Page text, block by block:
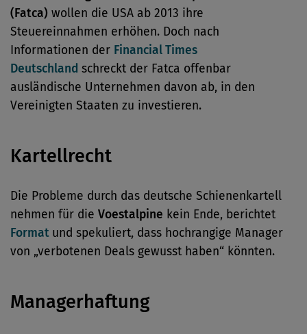
(Fatca) wollen die USA ab 2013 ihre
Steuereinnahmen erhöhen. Doch nach
Informationen der Financial Times
Deutschland schreckt der Fatca offenbar
ausländische Unternehmen davon ab, in den
Vereinigten Staaten zu investieren.
Kartellrecht
Die Probleme durch das deutsche Schienenkartell
nehmen für die Voestalpine kein Ende, berichtet
Format und spekuliert, dass hochrangige Manager
von „verbotenen Deals gewusst haben“ könnten.
Managerhaftung